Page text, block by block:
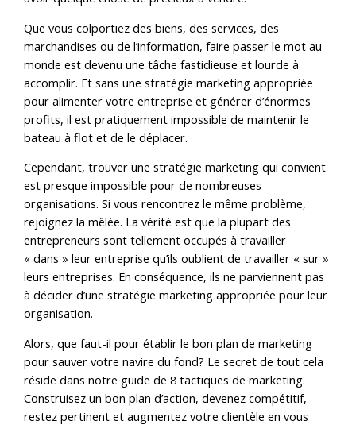
Que vous colportiez des biens, des services, des
marchandises ou de l’information, faire passer le mot au
monde est devenu une tâche fastidieuse et lourde à
accomplir. Et sans une stratégie marketing appropriée
pour alimenter votre entreprise et générer d’énormes
profits, il est pratiquement impossible de maintenir le
bateau à flot et de le déplacer.
Cependant, trouver une stratégie marketing qui convient
est presque impossible pour de nombreuses
organisations. Si vous rencontrez le même problème,
rejoignez la mêlée. La vérité est que la plupart des
entrepreneurs sont tellement occupés à travailler
« dans » leur entreprise qu’ils oublient de travailler « sur »
leurs entreprises. En conséquence, ils ne parviennent pas
à décider d’une stratégie marketing appropriée pour leur
organisation.
Alors, que faut-il pour établir le bon plan de marketing
pour sauver votre navire du fond? Le secret de tout cela
réside dans notre guide de 8 tactiques de marketing.
Construisez un bon plan d’action, devenez compétitif,
restez pertinent et augmentez votre clientèle en vous